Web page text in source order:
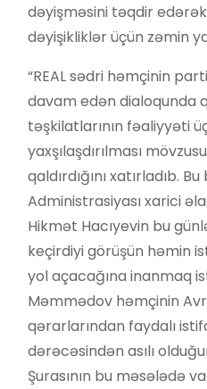
dəyişməsini təqdir
dəyişikliklər üçün zəmin
“REAL sədri həmçinin
davam edən dialoqunda
təşkilatlarının fəaliyyəti
yaxşılaşdırılması
qaldırdığını xatırladıb.
Administrasiyası xarici
Hikmət Hacıyevin bu
keçirdiyi görüşün həmin
yol açacağına inanmaq
Məmmədov həmçinin
qərarlarından faydalı
dərəcəsindən asılı
Şurasının bu məsələdə